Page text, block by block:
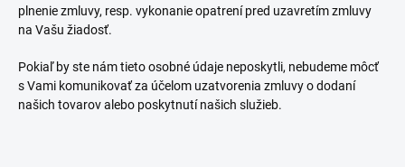
plnenie zmluvy, resp. vykonanie opatrení pred uzavretím zmluvy
na Vašu žiadosť.
Pokiaľ by ste nám tieto osobné údaje neposkytli, nebudeme môcť
s Vami komunikovať za účelom uzatvorenia zmluvy o dodaní
našich tovarov alebo poskytnutí našich služieb.